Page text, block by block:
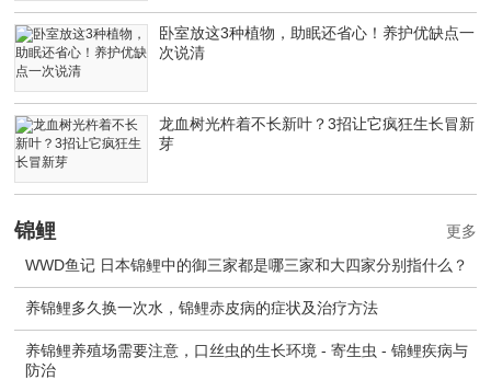
卧室放这3种植物，助眠还省心！养护优缺点一
次说清
龙血树光杵着不长新叶？3招让它疯狂生长冒新
芽
锦鲤
WWD鱼记 日本锦鲤中的御三家都是哪三家和大四家分别指什么？
养锦鲤多久换一次水，锦鲤赤皮病的症状及治疗方法
养锦鲤养殖场需要注意，口丝虫的生长环境 - 寄生虫 - 锦鲤疾病与
防治
更多